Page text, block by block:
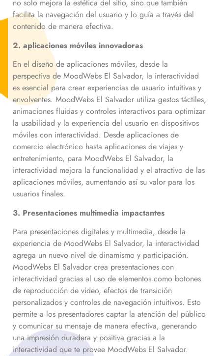
no solo mejora la estética del sitio, sino que también
facilita la navegación del usuario y lo guía a través del
contenido de manera efectiva.
2. aplicaciones móviles innovadoras
En el diseño de aplicaciones móviles, desde la
perspectiva de MoodWebs El Salvador, la interactividad
es esencial para crear experiencias de usuario intuitivas y
envolventes. MoodWebs El Salvador utiliza gestos táctiles,
animaciones fluidas y controles interactivos para optimizar
la usabilidad y la experiencia del usuario en dispositivos
móviles con interactividad. Desde aplicaciones de
comercio electrónico hasta aplicaciones de viajes y
entretenimiento, para MoodWebs El Salvador, la
interactividad mejora la funcionalidad y el atractivo de las
aplicaciones móviles, aumentando así su valor para los
usuarios finales.
3. Presentaciones multimedia impactantes
Para presentaciones digitales y multimedia, desde la
experiencia de MoodWebs El Salvador, la interactividad
agrega un nuevo nivel de dinamismo y participación.
MoodWebs El Salvador crea presentaciones con
interactividad gracias al uso de elementos como botones
de reproducción de video, efectos de transición
personalizados y controles de navegación intuitivos. Esto
permite a los presentadores captar la atención del público
y comunicar su mensaje de manera efectiva, generando
una impresión duradera y positiva gracias a la
interactividad que te provee MoodWebs El Salvador.